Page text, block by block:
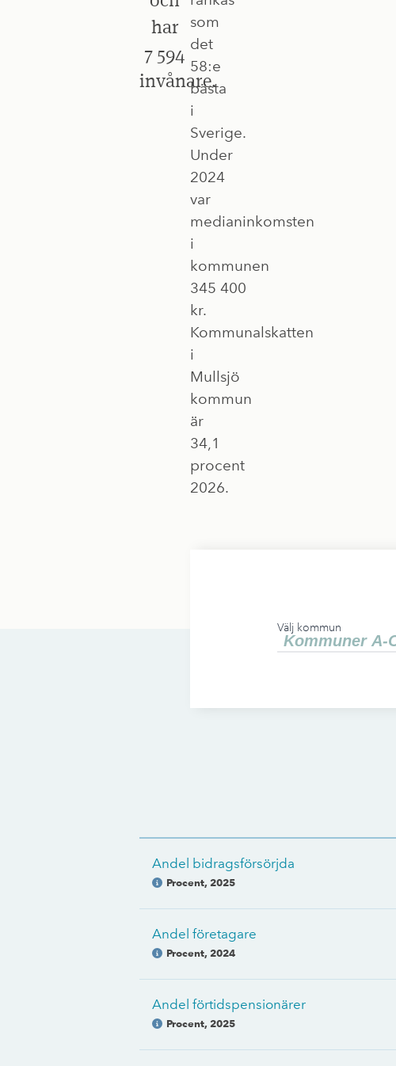
har
7 594
invånare.
som
det
58:e
bästa
i
Sverige.
Under
2024
var
medianinkomsten
i
kommunen
345 400
kr.
Kommunalskatten
i
Mullsjö
kommun
är
34,1
procent
2026.
Välj kommun
Andel bidragsförsörjda
Procent, 2025
Andel företagare
Procent, 2024
Andel förtidspensionärer
Procent, 2025